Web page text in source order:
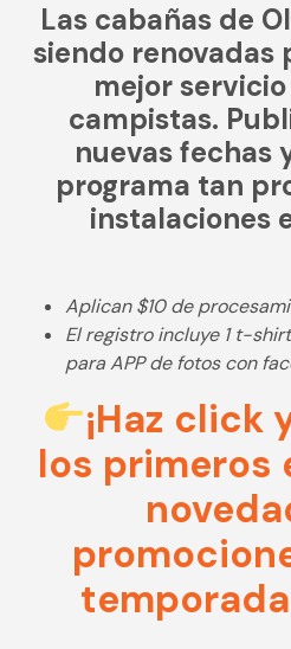
Las cabañas de
siendo renovadas
mejor
campistas.
nuevas fechas
programa tan
instalaciones
Aplican $10 de
El registro incluye 1 t-
para APP de fotos con
¡Haz click
los primeros